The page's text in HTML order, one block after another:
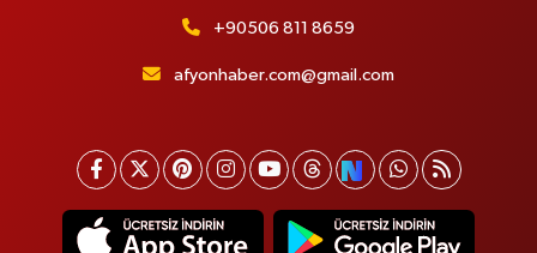
+90506 811 8659
afyonhaber.com@gmail.com